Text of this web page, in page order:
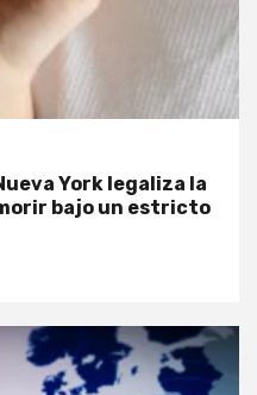
York legaliza la
bajo un estricto